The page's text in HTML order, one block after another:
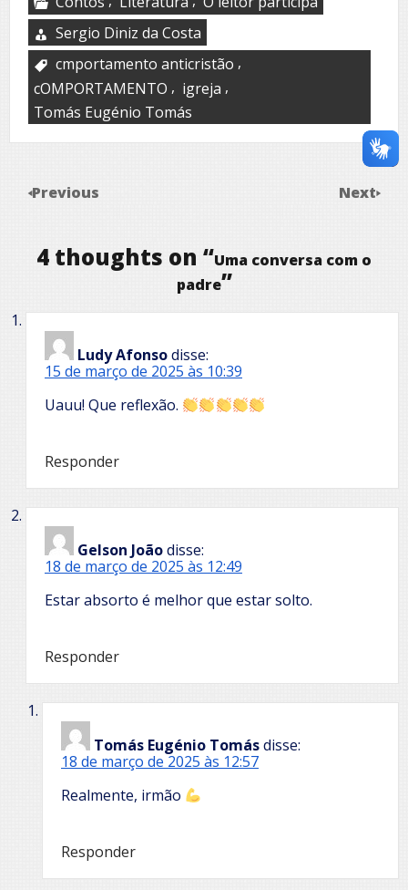
Sergio Diniz da Costa
cmportamento anticristão ,
cOMPORTAMENTO , igreja ,
Tomás Eugénio Tomás
Previous Next
4 thoughts on “Uma conversa com o
padre”
Ludy Afonsodisse:
15 de março de 2025 às 10:39
Uauu! Que reflexão.
Responder
Gelson Joãodisse:
18 de março de 2025 às 12:49
Estar absorto é melhor que estar solto.
Responder
Tomás Eugénio Tomásdisse:
18 de março de 2025 às 12:57
Realmente, irmão
Responder